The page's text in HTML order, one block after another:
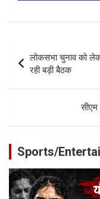
Post
navigation
लोकसभा चुनाव को
रही बड़ी बैठक
Sports/